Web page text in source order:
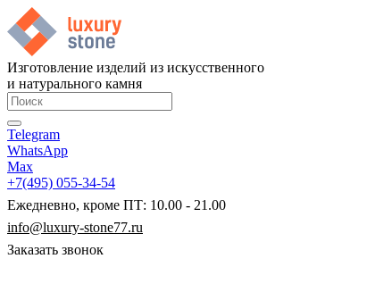
Изготовление изделий из искусственного
и натурального камня
Telegram
WhatsApp
Max
+7(495) 055-34-54
Ежедневно, кроме ПТ: 10.00 - 21.00
info@luxury-stone77.ru
Заказать звонок